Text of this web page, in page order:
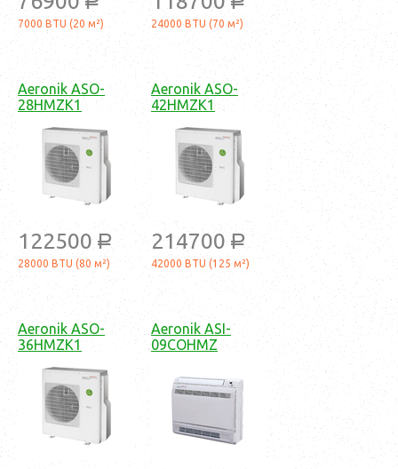
7000 BTU (20 м²) 24000 BTU (70 м²)
Aeronik ASO-
28HMZK1
122500 a
28000 BTU (80 м²)
Aeronik ASO-
42HMZK1
214700 a
42000 BTU (125 м²)
Aeronik ASO-
36HMZK1
Aeronik ASI-
09COHMZ